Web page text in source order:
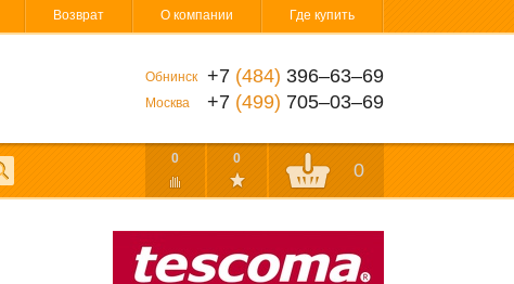
Возврат О компании Где купить
Обнинск +7 (484) 396‒63‒69
Москва +7 (499) 705‒03‒69
0 0
0